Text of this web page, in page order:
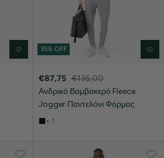
35% OFF
€87,75 €135,00
Ανδρικό Βαμβακερό Fleece
Jogger Παντελόνι Φόρμας
+ 1